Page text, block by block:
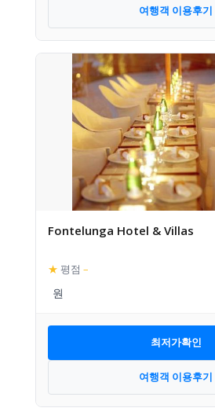
여행객 이용후기
Fontelunga Hotel & Villas
★ 평점 –
최저가확인
여행객 이용후기